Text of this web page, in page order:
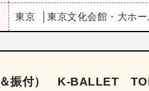
東京 東京文化会館・大ホー
＆振付） K‐BALLET